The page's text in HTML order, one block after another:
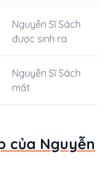
Nguyễn Sĩ Sách
được sinh ra
Nguyễn Sĩ Sách
mất
của Nguyễn